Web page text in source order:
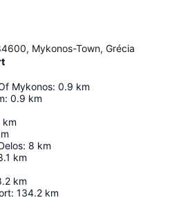
Mykonos-Town, Grécia
Mykonos: 0.9 km
: 0.9 km
km
: 8 km
km
km
: 134.2 km